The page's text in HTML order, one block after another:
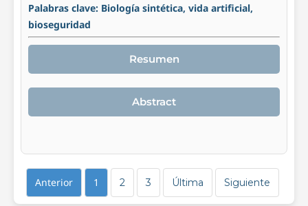
Palabras clave: Biología sintética, vida artificial,
bioseguridad
Resumen
Abstract
Anterior 1 2 3 Última Siguiente